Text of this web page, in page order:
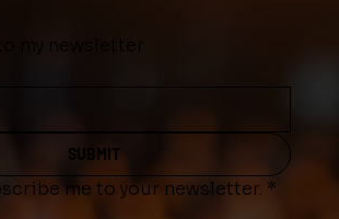
my newsletter
SUBMIT
me to your newsletter. *